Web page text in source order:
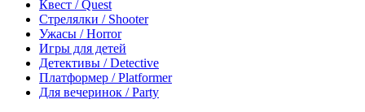
Квест / Quest
Стрелялки / Shooter
Ужасы / Horror
Игры для детей
Детективы / Detective
Платформер / Platformer
Для вечеринок / Party